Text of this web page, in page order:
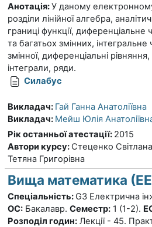
Анотація:У даному
розділи лінійної алгебра,
границі функції, диференціальне
та багатьох змінних, інтегральне
змінної, диференціальні рівняння,
інтеграли, ряди.
Силабус
Викладач: Гай Ганна Анатоліївна
Викладач: Мейш Юлія
Рік останньої атестації: 2015
Автори курсу: Стеценко
Тетяна Григорівна
Вища математика
Спеціальність: G3 Електрична
ОС: Бакалавр. Семестр: 1 (1-2).
Розподіл годин: Лекції - 45.